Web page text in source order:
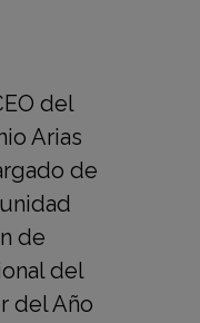
del
Arias
de
de
del
del Año